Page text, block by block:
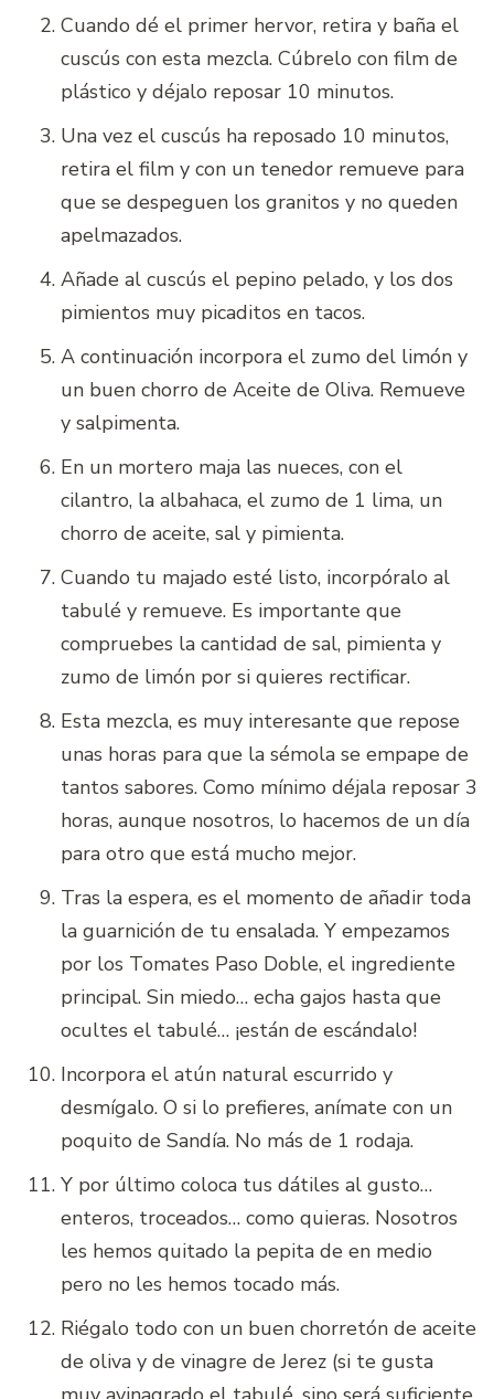
Cuando dé el primer hervor, retira y baña el
cuscús con esta mezcla. Cúbrelo con film de
plástico y déjalo reposar 10 minutos.
Una vez el cuscús ha reposado 10 minutos,
retira el film y con un tenedor remueve para
que se despeguen los granitos y no queden
apelmazados.
Añade al cuscús el pepino pelado, y los dos
pimientos muy picaditos en tacos.
A continuación incorpora el zumo del limón y
un buen chorro de Aceite de Oliva. Remueve
y salpimenta.
En un mortero maja las nueces, con el
cilantro, la albahaca, el zumo de 1 lima, un
chorro de aceite, sal y pimienta.
Cuando tu majado esté listo, incorpóralo al
tabulé y remueve. Es importante que
compruebes la cantidad de sal, pimienta y
zumo de limón por si quieres rectificar.
Esta mezcla, es muy interesante que repose
unas horas para que la sémola se empape de
tantos sabores. Como mínimo déjala reposar 3
horas, aunque nosotros, lo hacemos de un día
para otro que está mucho mejor.
Tras la espera, es el momento de añadir toda
la guarnición de tu ensalada. Y empezamos
por los Tomates Paso Doble, el ingrediente
principal. Sin miedo… echa gajos hasta que
ocultes el tabulé… ¡están de escándalo!
Incorpora el atún natural escurrido y
desmígalo. O si lo prefieres, anímate con un
poquito de Sandía. No más de 1 rodaja.
Y por último coloca tus dátiles al gusto…
enteros, troceados… como quieras. Nosotros
les hemos quitado la pepita de en medio
pero no les hemos tocado más.
Riégalo todo con un buen chorretón de aceite
de oliva y de vinagre de Jerez (si te gusta